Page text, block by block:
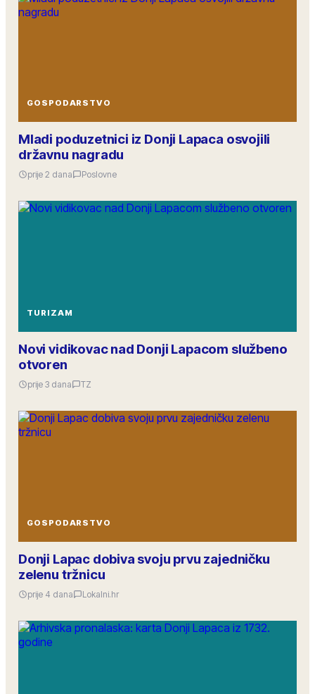
GOSPODARSTVO
Mladi poduzetnici iz Donji Lapaca osvojili
državnu nagradu
prije 2 dana Poslovne
TURIZAM
Novi vidikovac nad Donji Lapacom službeno
otvoren
prije 3 dana TZ
GOSPODARSTVO
Donji Lapac dobiva svoju prvu zajedničku
zelenu tržnicu
prije 4 dana Lokalni.hr